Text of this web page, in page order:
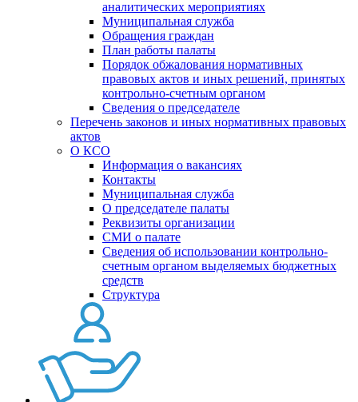
аналитических мероприятиях
Муниципальная служба
Обращения граждан
План работы палаты
Порядок обжалования нормативных
правовых актов и иных решений, принятых
контрольно-счетным органом
Сведения о председателе
Перечень законов и иных нормативных правовых
актов
О КСО
Информация о вакансиях
Контакты
Муниципальная служба
О председателе палаты
Реквизиты организации
СМИ о палате
Сведения об использовании контрольно-
счетным органом выделяемых бюджетных
средств
Структура